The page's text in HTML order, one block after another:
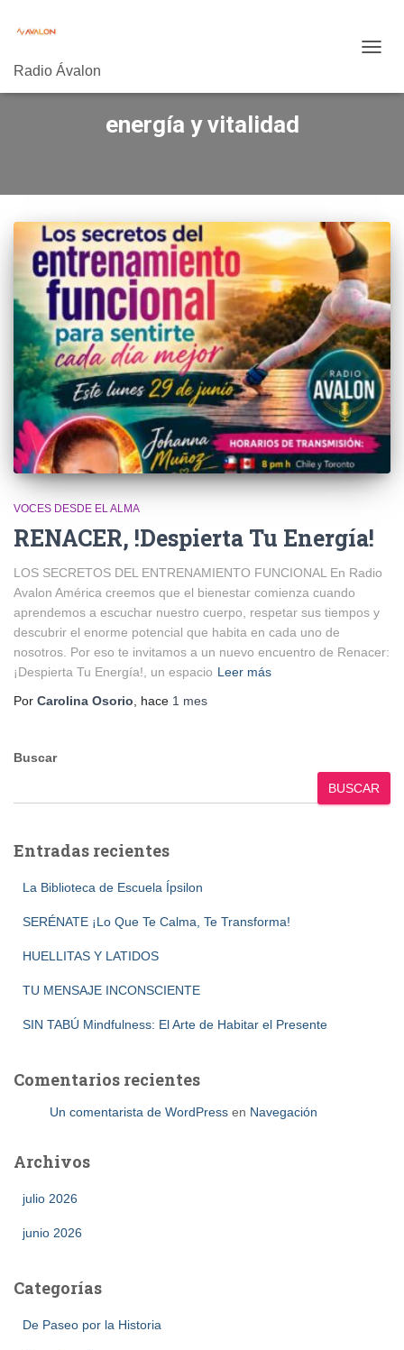
Radio Ávalon
DE
energía y vitalidad
VOCES DESDE EL ALMA
RENACER, !Despierta Tu Energía!
LOS SECRETOS DEL ENTRENAMIENTO FUNCIONAL En Radio
Avalon América creemos que el bienestar comienza cuando
aprendemos a escuchar nuestro cuerpo, respetar sus tiempos y
descubrir el enorme potencial que habita en cada uno de
nosotros. Por eso te invitamos a un nuevo encuentro de Renacer:
¡Despierta Tu Energía!, un espacio Leer más
Por Carolina Osorio , hace 1 mes
Buscar
BUSCAR
Entradas recientes
La Biblioteca de Escuela Ípsilon
SERÉNATE ¡Lo Que Te Calma, Te Transforma!
HUELLITAS Y LATIDOS
TU MENSAJE INCONSCIENTE
SIN TABÚ Mindfulness: El Arte de Habitar el Presente
Comentarios recientes
Un comentarista de WordPress en Navegación
Archivos
julio 2026
junio 2026
Categorías
De Paseo por la Historia